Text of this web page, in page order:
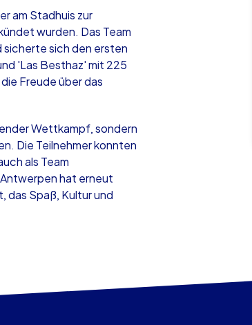
am Stadhuis zur
wurden. Das Team
sicherte sich den ersten
'Las Besthaz' mit 225
Freude über das
Wettkampf, sondern
Die Teilnehmer konnten
als Team
hat erneut
das Spaß, Kultur und